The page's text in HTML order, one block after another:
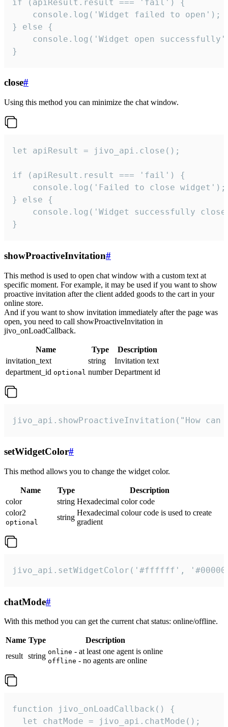
if (apiResult.result === 'fail') {
    console.log('Widget failed to open');
} else {
console.log('Widget open
}
close#
Using this method you can minimize the chat window.
let apiResult = jivo_api.close();
if (apiResult.result === 'fail') {
    console.log('Failed to close widget');
} else {
console.log('Widget successfully
}
showProactiveInvitation#
This method is used to open chat window with a custom text at
specific moment. For example, it may be used if you want to show
proactive invitation after the client added goods to the cart in your
online store.
And if you want to show invitation immediately after the page was
open, you need to call showProactiveInvitation in
jivo_onLoadCallback.
Name Type
Description
invitation_text
string
Invitation text
department_id optional number Department id
jivo_api.showProactiveInvitation("How
setWidgetColor#
This method allows you to change the widget color.
Name Type
Description
color
string Hexadecimal color code
color2
optional
string
Hexadecimal colour code is used to create
gradient
jivo_api.setWidgetColor('#ffffff',
chatMode#
With this method you can get the current chat status: online/offline.
Name Type
Description
result string online - at least one agent is online
offline - no agents are online
function jivo_onLoadCallback() {
  let chatMode = jivo_api.chatMode();